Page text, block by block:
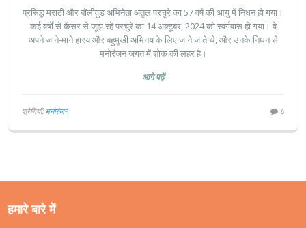
प्रसिद्ध मराठी और बॉलीवुड अभिनेता अतुल परचुरे का 57 वर्ष की आयु में निधन हो गया।
कई वर्षों से कैंसर से जूझ रहे परचुरे का 14 अक्टूबर, 2024 को स्वर्गवास हो गया। वे
अपने जाने-माने हास्य और बहुमुखी अभिनय के लिए जाने जाते थे, और उनके निधन से
मनोरंजन जगत में शोक की लहर है।
आगे पढ़ें
श्रेणियाँ: मनोरंजन 6
हमारे बारे में